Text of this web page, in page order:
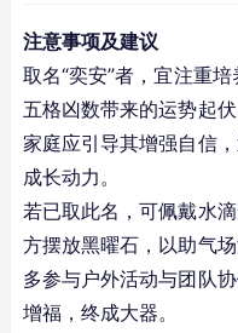
注意事项及建议
取名“奕安”者，宜注重
五格凶数带来的运势起伏
家庭应引导其增强自信
成长动力。
若已取此名，可佩戴水
方摆放黑曜石，以助气场
多参与户外活动与团队
增福，终成大器。